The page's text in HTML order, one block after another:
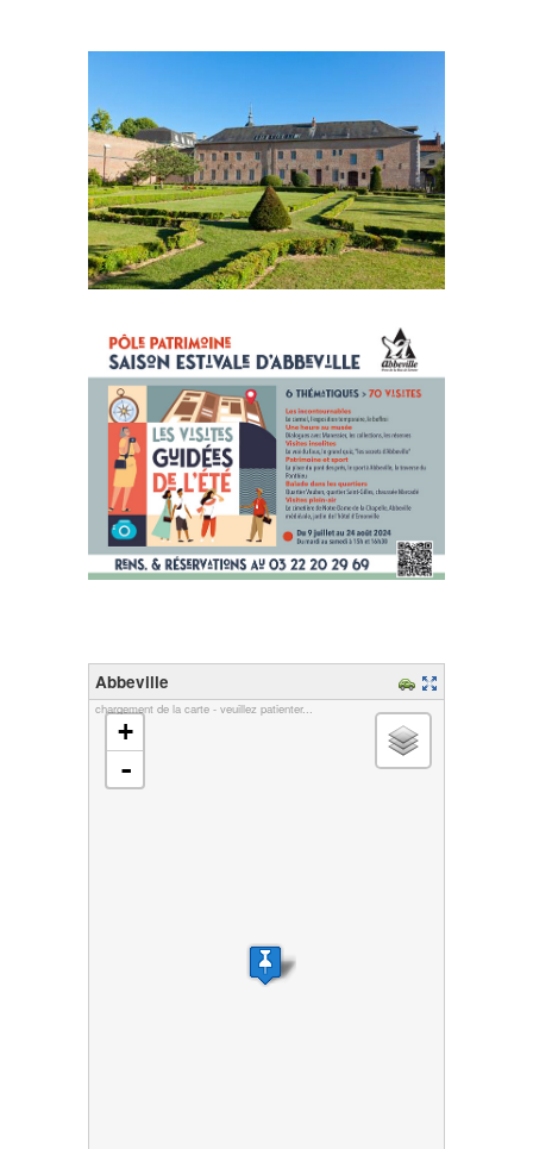
Abbeville
chargement de la carte - veuillez patienter...
+
-